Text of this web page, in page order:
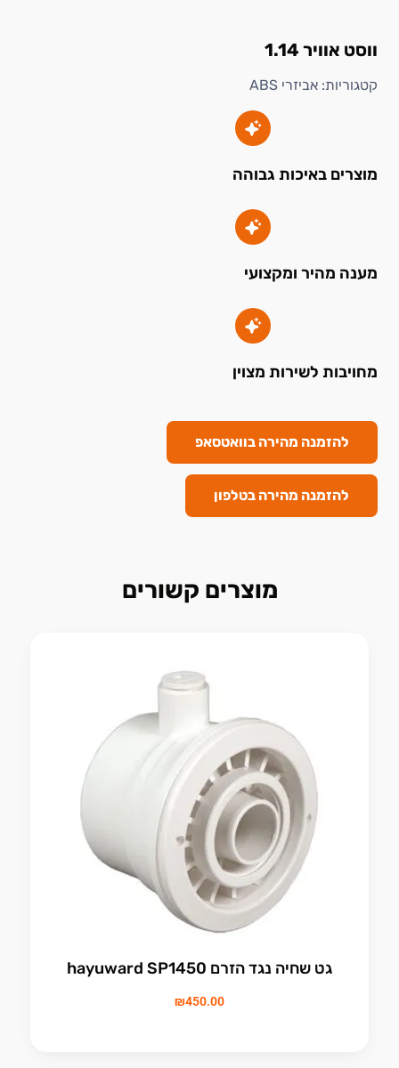
ווסט אוויר 1.14
קטגוריות: אביזרי ABS
מוצרים באיכות גבוהה
מענה מהיר ומקצועי
מחויבות לשירות מצוין
להזמנה מהירה בוואטסאפ
להזמנה מהירה בטלפון
מוצרים קשורים
גט שחיה נגד הזרם hayuward SP1450
₪450.00